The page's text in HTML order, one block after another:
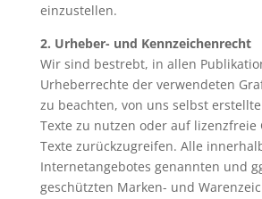
einzustellen.
2. Urheber- und Kennzeichenrecht
Wir sind bestrebt, in allen
Urheberrechte der verwendeten
zu beachten, von uns selbst
Texte zu nutzen oder auf lizenzfreie
Texte zurückzugreifen. Alle
Internetangebotes genannten und
geschützten Marken- und